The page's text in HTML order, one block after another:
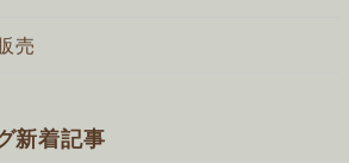
売
新着記事